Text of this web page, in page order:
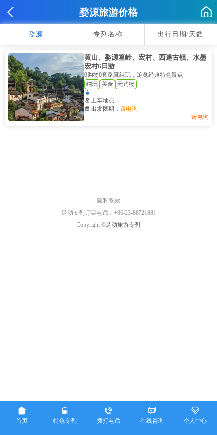
婺源旅游价格
婺源 专列名称 出行日期/天数
黄山、婺源篁岭、宏村、西递古镇、水墨
宏村6日游
0购物0套路真纯玩，游览经典特色景点
纯玩 美食 无购物

 上车地点：
 出发团期：请电询
请电询
隐私条款
足动专列订票电话：+86-23-88721881
Copyright ©足动旅游专列

首页

特色专列

拨打电话

在线咨询

个人中心